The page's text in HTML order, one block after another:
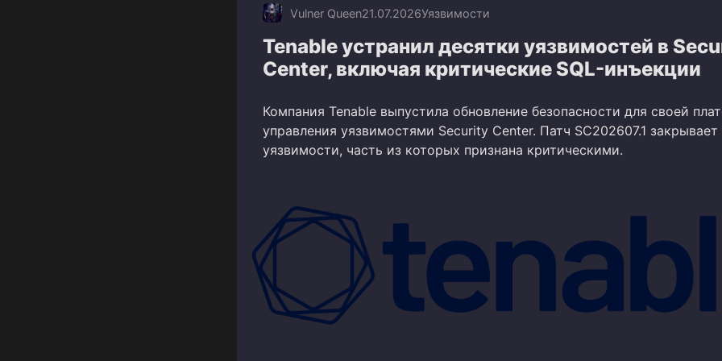
Vulner Queen21.07.2026Уязвимости
Tenable устранил десятки уязвимостей в
Center, включая критические SQL-инъекции
Компания Tenable выпустила обновление безопасности для своей
управления уязвимостями Security Center. Патч SC202607.1
уязвимости, часть из которых признана критическими.